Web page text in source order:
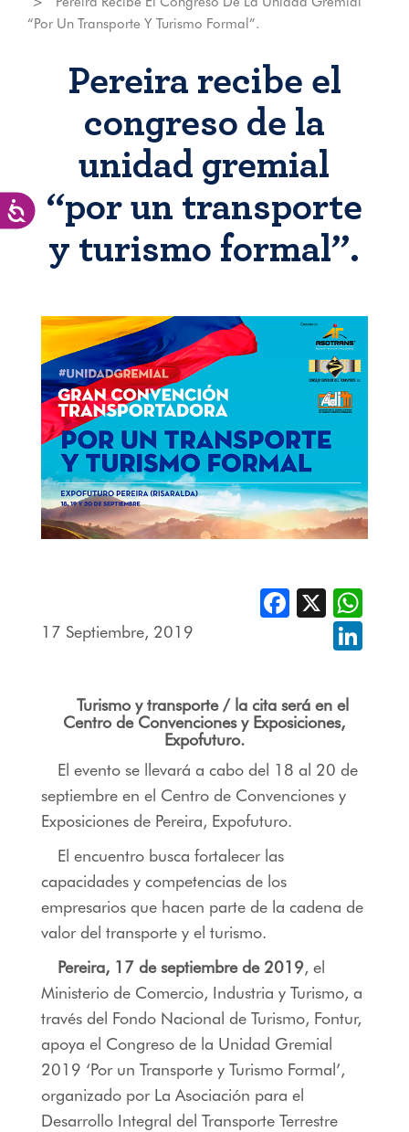
Accesibilidad
“por Un Transporte Y Turismo Formal”.
Pereira recibe el
congreso de la
unidad gremial
“por un transporte
y turismo formal”.
17 Septiembre, 2019
Facebook
X
Turismo y transporte / la cita será en el
Centro de Convenciones y Exposiciones,
Expofuturo.
El evento se llevará a cabo del 18 al 20 de
septiembre en el Centro de Convenciones y
Exposiciones de Pereira, Expofuturo.
El encuentro busca fortalecer las
capacidades y competencias de los
empresarios que hacen parte de la cadena de
valor del transporte y el turismo.
Pereira, 17 de septiembre de 2019, el
Ministerio de Comercio, Industria y Turismo, a
través del Fondo Nacional de Turismo, Fontur,
apoya el Congreso de la Unidad Gremial
2019 ‘Por un Transporte y Turismo Formal’,
organizado por La Asociación para el
Desarrollo Integral del Transporte Terrestre